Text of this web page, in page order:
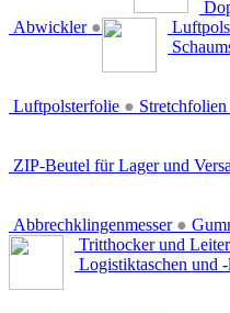
Abwickler ●
Luftpolsterfolie ● Stretchfolien
ZIP-Beutel für Lager und
Abbrechklingenmesser ●
Tritthocker und
Logistiktaschen und -